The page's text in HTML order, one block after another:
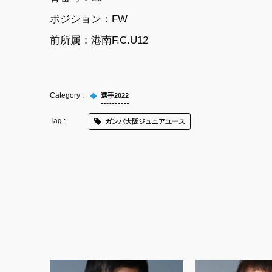
ポジション：FW
前所属：港南F.C.U12
選手2022
ガンバ大阪ジュニアユース